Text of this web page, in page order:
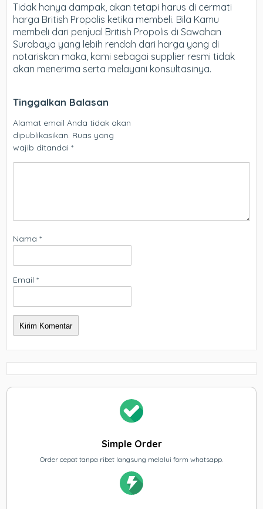
Tidak hanya dampak, akan tetapi harus di cermati
harga British Propolis ketika membeli. Bila Kamu
membeli dari penjual British Propolis di Sawahan
Surabaya yang lebih rendah dari harga yang di
notariskan maka, kami sebagai supplier resmi tidak
akan menerima serta melayani konsultasinya.
Tinggalkan Balasan
Alamat email Anda tidak akan
dipublikasikan. Ruas yang
wajib ditandai*
Nama*
Email*
Simple Order
Order cepat tanpa ribet langsung melalui form whatsapp.